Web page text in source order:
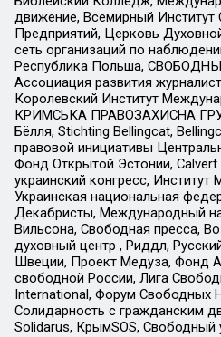
движение, Всемирный Институт
Предприятий, Церковь
сеть организаций по
Республика Польша,
Ассоциация развития
Королевский Институт
КРИМСЬКА ПРАВОЗАХИСНА
Бёлля, Stichting Bellingcat,
правовой инициативы
Фонд Открытой Эстонии,
украинский конгресс,
Украинская национальная
Декабристы, Международный
Вильсона, Свободная пресса,
духовный центр , Риддл,
Швеции, Проект Медуза, Фонд
свободной России, Лига
International, Форум Свободных
Солидарность с гражданским
Solidarus, КрымSOS, Свободный